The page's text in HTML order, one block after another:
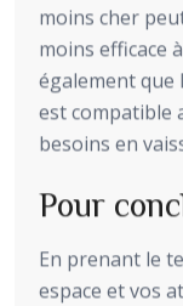
moins cher
moins efficace
également que
est compatible
besoins en
Pour
En prenant le
espace et vos